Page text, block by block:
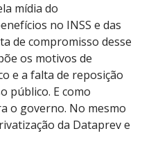
mídia do
no INSS e das
de compromisso desse
os motivos de
e a falta de reposição
público. E como
o governo. No mesmo
da Dataprev e